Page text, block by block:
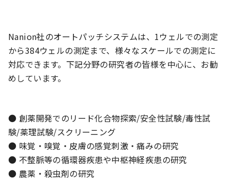
Nanion社のオートパッチシステムは、1ウェルでの測定
から384ウェルの測定まで、様々なスケールでの測定に
対応できます。下記分野の研究者の皆様を中心に、お勧
めしています。
● 創薬開発でのリード化合物探索/安全性試験/毒性試
験/薬理試験/スクリーニング
● 味覚・嗅覚・皮膚の感覚刺激・痛みの研究
● 不整脈等の循環器疾患や中枢神経疾患の研究
● 農薬・殺虫剤の研究